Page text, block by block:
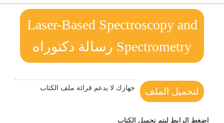
Laser-Based Spectroscopy and
Spectrometry رسالة دكتوراه
لتحميل الملف جهازك لا يدعم قرائة ملف الكتاب
اضغط الرابط ليتم تحميل الكتاب